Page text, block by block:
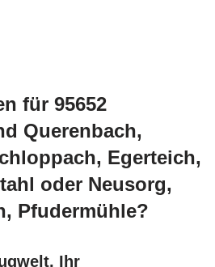
für 95652
Querenbach,
Egerteich,
oder Neusorg,
Pfudermühle?
Ihr